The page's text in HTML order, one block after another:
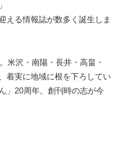
える情報誌が数多く誕生しま
米沢・南陽・長井・高畠・
着実に地域に根を下ろしてい
」20周年。創刊時の志が今